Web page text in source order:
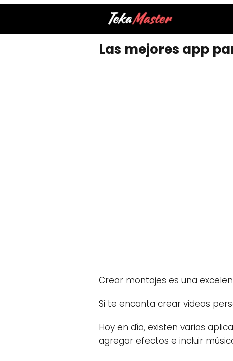
Las mejores app
Crear montajes es una
Si te encanta crear videos
Hoy en día, existen varias
agregar efectos e incluir